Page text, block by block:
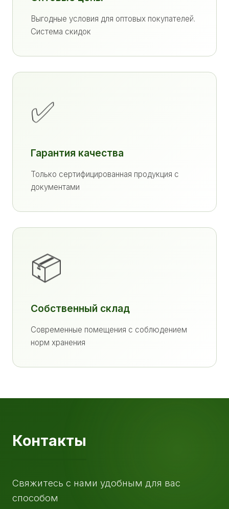
Выгодные условия для оптовых покупателей.
Система скидок
✅
Гарантия качества
Только сертифицированная продукция с
документами
📦
Собственный склад
Современные помещения с соблюдением
норм хранения
Контакты
Свяжитесь с нами удобным для вас
способом